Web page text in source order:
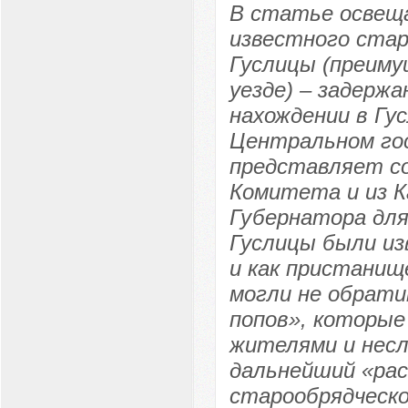
В статье
известного
Гуслицы
уезде) –
нахождении в
Центральном
представляет
Комитета и из
Губернатора
Гуслицы были
и как
могли не
попов»,
жителями и
дальнейший